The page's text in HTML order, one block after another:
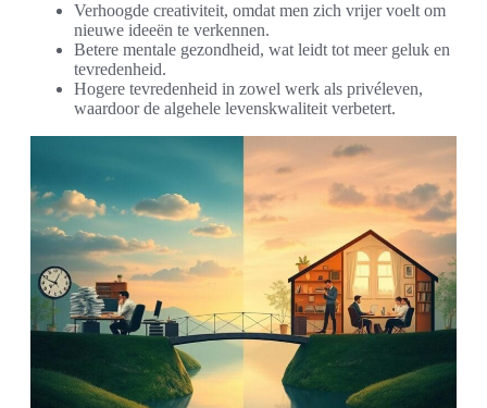
Verhoogde creativiteit, omdat men zich vrijer voelt om
nieuwe ideeën te verkennen.
Betere mentale gezondheid, wat leidt tot meer geluk en
tevredenheid.
Hogere tevredenheid in zowel werk als privéleven,
waardoor de algehele levenskwaliteit verbetert.